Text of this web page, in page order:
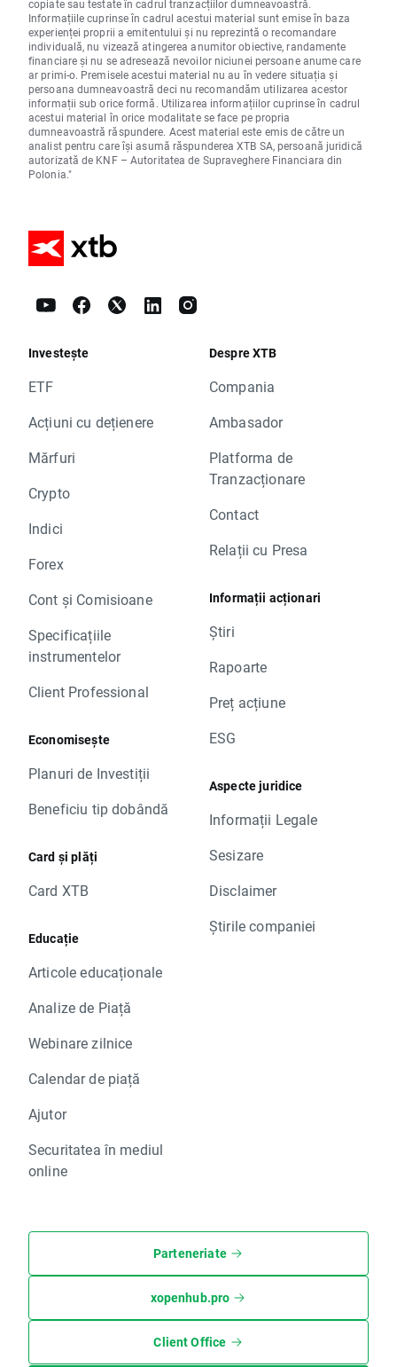
copiate sau testate în cadrul tranzacțiilor dumneavoastră.
Informațiile cuprinse în cadrul acestui material sunt emise în baza
experienței proprii a emitentului și nu reprezintă o recomandare
individuală, nu vizează atingerea anumitor obiective, randamente
financiare și nu se adresează nevoilor niciunei persoane anume care
ar primi-o. Premisele acestui material nu au în vedere situația și
persoana dumneavoastră deci nu recomandăm utilizarea acestor
informații sub orice formă. Utilizarea informațiilor cuprinse în cadrul
acestui material în orice modalitate se face pe propria
dumneavoastră răspundere. Acest material este emis de către un
analist pentru care își asumă răspunderea XTB SA, persoană juridică
autorizată de KNF – Autoritatea de Supraveghere Financiara din
Polonia."
Investește
ETF
Acțiuni cu dețienere
Mărfuri
Crypto
Indici
Forex
Cont și Comisioane
Specificațiile
instrumentelor
Client Professional
Economisește
Planuri de Investiții
Beneficiu tip dobândă
Card și plăți
Card XTB
Educație
Articole educaționale
Analize de Piață
Webinare zilnice
Calendar de piață
Ajutor
Securitatea în mediul
online
Despre XTB
Compania
Ambasador
Platforma de
Tranzacționare
Contact
Relații cu Presa
Informații acționari
Știri
Rapoarte
Preț acțiune
ESG
Aspecte juridice
Informații Legale
Sesizare
Disclaimer
Știrile companiei
Parteneriate
xopenhub.pro
Client Office